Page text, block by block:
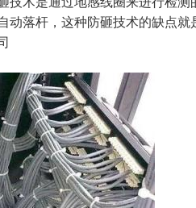
动落杆，这种防砸技术的缺点